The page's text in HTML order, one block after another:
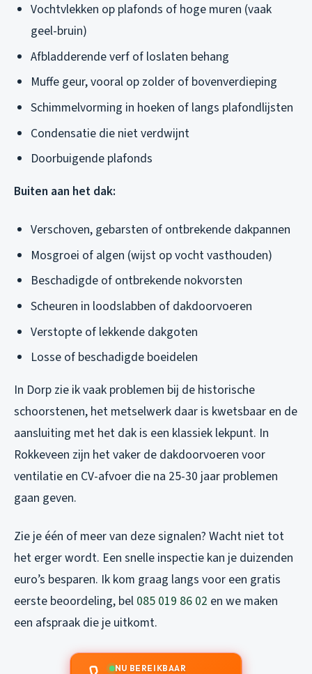
Vochtvlekken op plafonds of hoge muren (vaak
geel-bruin)
Afbladderende verf of loslaten behang
Muffe geur, vooral op zolder of bovenverdieping
Schimmelvorming in hoeken of langs plafondlijsten
Condensatie die niet verdwijnt
Doorbuigende plafonds
Buiten aan het dak:
Verschoven, gebarsten of ontbrekende dakpannen
Mosgroei of algen (wijst op vocht vasthouden)
Beschadigde of ontbrekende nokvorsten
Scheuren in loodslabben of dakdoorvoeren
Verstopte of lekkende dakgoten
Losse of beschadigde boeidelen
In Dorp zie ik vaak problemen bij de historische
schoorstenen, het metselwerk daar is kwetsbaar en de
aansluiting met het dak is een klassiek lekpunt. In
Rokkeveen zijn het vaker de dakdoorvoeren voor
ventilatie en CV-afvoer die na 25-30 jaar problemen
gaan geven.
Zie je één of meer van deze signalen? Wacht niet tot
het erger wordt. Een snelle inspectie kan je duizenden
euro’s besparen. Ik kom graag langs voor een gratis
eerste beoordeling, bel 085 019 86 02 en we maken
een afspraak die je uitkomt.
NU BEREIKBAAR